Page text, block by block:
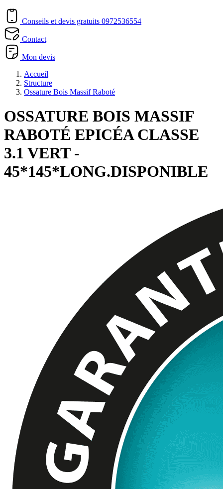
Conseils et devis gratuits 0972536554
Contact
Mon devis
Accueil
Structure
Ossature Bois Massif Raboté
OSSATURE BOIS MASSIF
RABOTÉ EPICÉA CLASSE
3.1 VERT -
45*145*LONG.DISPONIBLE